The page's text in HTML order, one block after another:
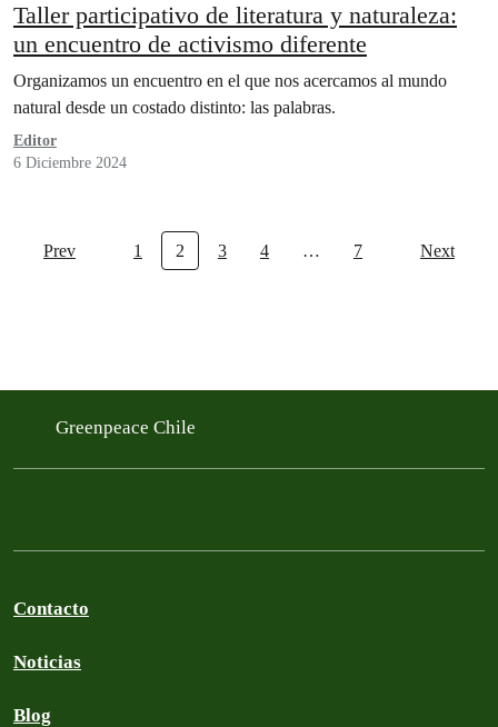
Taller participativo de literatura y naturaleza:
un encuentro de activismo diferente
Organizamos un encuentro en el que nos acercamos al mundo
natural desde un costado distinto: las palabras.
Editor
6 Diciembre 2024
Prev 1 2 3 4 … 7 Next
Greenpeace Chile
Contacto
Noticias
Blog